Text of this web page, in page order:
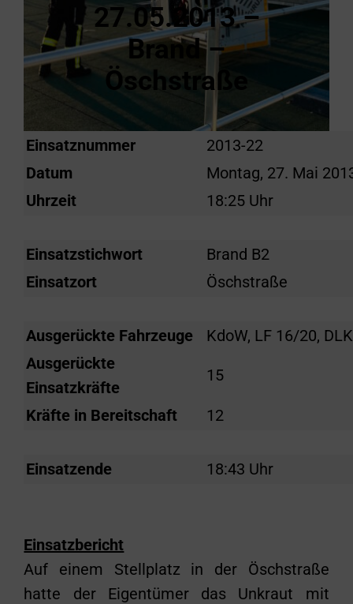
27.05.2013 –
Brand –
Öschstraße
Einsatznummer
2013-22
Datum
Montag, 27. Mai
Uhrzeit
18:25 Uhr
Einsatzstichwort
Brand B2
Einsatzort
Öschstraße
Ausgerückte Fahrzeuge
KdoW, LF 16/20,
Ausgerückte
Einsatzkräfte
15
Kräfte in Bereitschaft 12
Einsatzende 18:43 Uhr
Einsatzbericht
Auf einem Stellplatz in der Öschstraße
hatte der Eigentümer das Unkraut mit